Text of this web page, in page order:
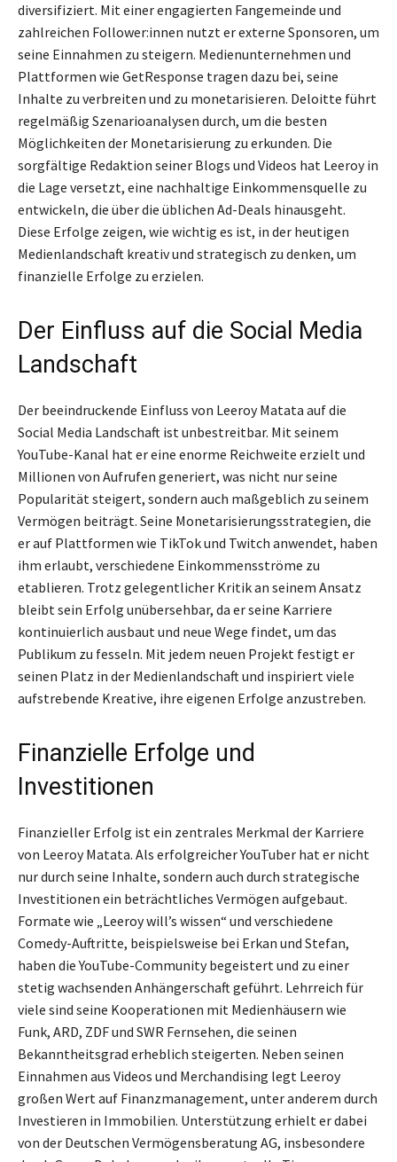
diversifiziert. Mit einer engagierten Fangemeinde und
zahlreichen Follower:innen nutzt er externe Sponsoren, um
seine Einnahmen zu steigern. Medienunternehmen und
Plattformen wie GetResponse tragen dazu bei, seine
Inhalte zu verbreiten und zu monetarisieren. Deloitte führt
regelmäßig Szenarioanalysen durch, um die besten
Möglichkeiten der Monetarisierung zu erkunden. Die
sorgfältige Redaktion seiner Blogs und Videos hat Leeroy in
die Lage versetzt, eine nachhaltige Einkommensquelle zu
entwickeln, die über die üblichen Ad-Deals hinausgeht.
Diese Erfolge zeigen, wie wichtig es ist, in der heutigen
Medienlandschaft kreativ und strategisch zu denken, um
finanzielle Erfolge zu erzielen.
Der Einfluss auf die Social Media
Landschaft
Der beeindruckende Einfluss von Leeroy Matata auf die
Social Media Landschaft ist unbestreitbar. Mit seinem
YouTube-Kanal hat er eine enorme Reichweite erzielt und
Millionen von Aufrufen generiert, was nicht nur seine
Popularität steigert, sondern auch maßgeblich zu seinem
Vermögen beiträgt. Seine Monetarisierungsstrategien, die
er auf Plattformen wie TikTok und Twitch anwendet, haben
ihm erlaubt, verschiedene Einkommensströme zu
etablieren. Trotz gelegentlicher Kritik an seinem Ansatz
bleibt sein Erfolg unübersehbar, da er seine Karriere
kontinuierlich ausbaut und neue Wege findet, um das
Publikum zu fesseln. Mit jedem neuen Projekt festigt er
seinen Platz in der Medienlandschaft und inspiriert viele
aufstrebende Kreative, ihre eigenen Erfolge anzustreben.
Finanzielle Erfolge und
Investitionen
Finanzieller Erfolg ist ein zentrales Merkmal der Karriere
von Leeroy Matata. Als erfolgreicher YouTuber hat er nicht
nur durch seine Inhalte, sondern auch durch strategische
Investitionen ein beträchtliches Vermögen aufgebaut.
Formate wie „Leeroy will’s wissen“ und verschiedene
Comedy-Auftritte, beispielsweise bei Erkan und Stefan,
haben die YouTube-Community begeistert und zu einer
stetig wachsenden Anhängerschaft geführt. Lehrreich für
viele sind seine Kooperationen mit Medienhäusern wie
Funk, ARD, ZDF und SWR Fernsehen, die seinen
Bekanntheitsgrad erheblich steigerten. Neben seinen
Einnahmen aus Videos und Merchandising legt Leeroy
großen Wert auf Finanzmanagement, unter anderem durch
Investieren in Immobilien. Unterstützung erhielt er dabei
von der Deutschen Vermögensberatung AG, insbesondere